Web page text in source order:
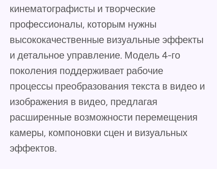
кинематографисты и творческие
профессионалы, которым нужны
высококачественные визуальные эффекты
и детальное управление. Модель 4-го
поколения поддерживает рабочие
процессы преобразования текста в видео и
изображения в видео, предлагая
расширенные возможности перемещения
камеры, компоновки сцен и визуальных
эффектов.